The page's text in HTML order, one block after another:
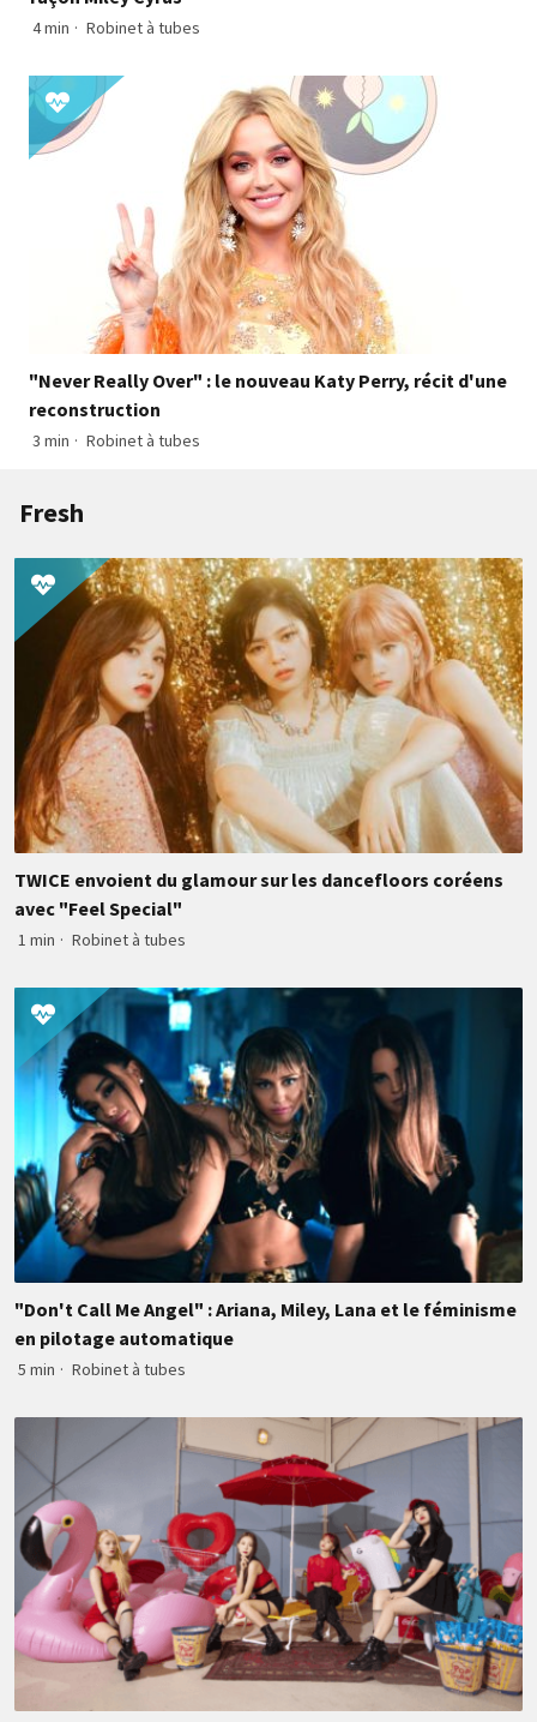
4 min · Robinet à tubes
"Never Really Over" : le nouveau Katy Perry, récit d'une
reconstruction
3 min · Robinet à tubes
Fresh
TWICE envoient du glamour sur les dancefloors coréens
avec "Feel Special"
1 min · Robinet à tubes
"Don't Call Me Angel" : Ariana, Miley, Lana et le féminisme
en pilotage automatique
5 min · Robinet à tubes